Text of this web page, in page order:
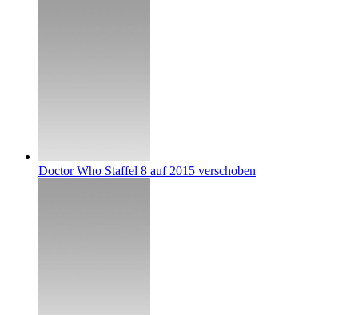
Doctor Who Staffel 8 auf 2015 verschoben